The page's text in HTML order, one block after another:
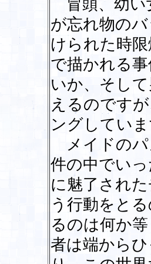
冒頭、幼い
が忘れ物の
けられた時
で描かれる
いか、そし
えるのです
ングしていま
メイドのパ
件の中でい
に魅了され
う行動をと
るのは何か
者は端から